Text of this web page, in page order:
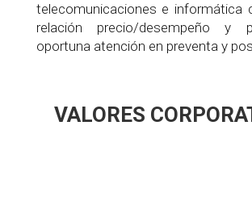
telecomunicaciones e informática
relación precio/desempeño y
oportuna atención en preventa y
VALORES